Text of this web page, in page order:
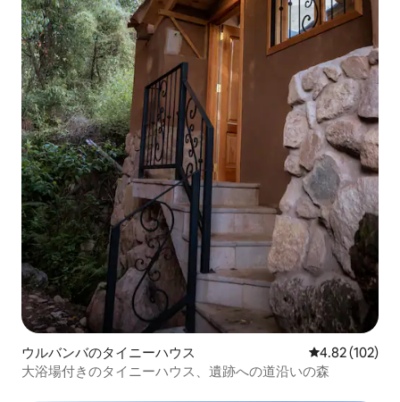
ウルバンバのタイニーハウス レビュー102
4.82 (102)
大浴場付きのタイニーハウス、遺跡への道沿いの森